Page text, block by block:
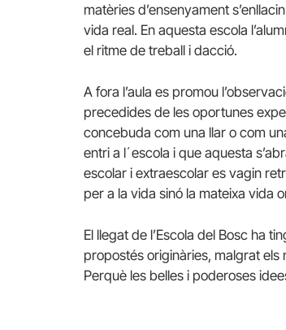
matèries d’ensenyament
vida real. En aquesta escola
el ritme de treball i dacció.
A fora l’aula es promou
precedides de les oportunes
concebuda com una llar o com
entri a l´escola i que aquesta
escolar i extraescolar es vagin
per a la vida sinó la mateixa vida
El llegat de l’Escola del Bosc ha
propostés originàries, malgrat els
Perquè les belles i poderoses